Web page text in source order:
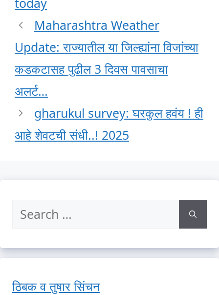
Maharashtra Weather
Update: राज्यातील या जिल्ह्यांना विजांच्या
कडकटासह पुढील 3 दिवस पावसाचा
अलर्ट…
gharukul survey: घरकुल हवंय ! ही
आहे शेवटची संधी..! 2025
Search
ठिबक व तुषार सिंचन